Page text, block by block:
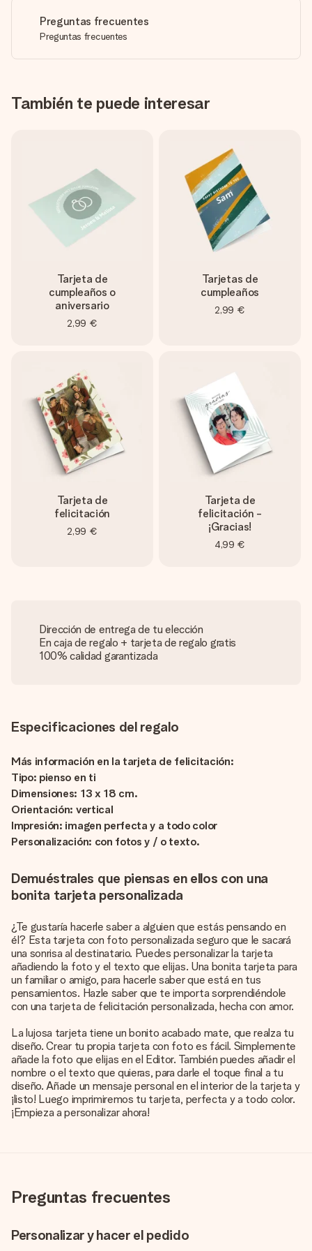
Preguntas frecuentes
Preguntas frecuentes
También te puede interesar
Tarjeta de
cumpleaños o
aniversario
2,99 €
Tarjetas de
cumpleaños
2,99 €
Tarjeta de
felicitación
2,99 €
Tarjeta de
felicitación -
¡Gracias!
4,99 €
Dirección de entrega de tu elección
En caja de regalo + tarjeta de regalo gratis
100% calidad garantizada
Especificaciones del regalo
Más información en la tarjeta de felicitación:
Tipo: pienso en ti
Dimensiones: 13 x 18 cm.
Orientación: vertical
Impresión: imagen perfecta y a todo color
Personalización: con fotos y / o texto.
Demuéstrales que piensas en ellos con una
bonita tarjeta personalizada
¿Te gustaría hacerle saber a alguien que estás pensando en
él? Esta tarjeta con foto personalizada seguro que le sacará
una sonrisa al destinatario. Puedes personalizar la tarjeta
añadiendo la foto y el texto que elijas. Una bonita tarjeta para
un familiar o amigo, para hacerle saber que está en tus
pensamientos. Hazle saber que te importa sorprendiéndole
con una tarjeta de felicitación personalizada, hecha con amor.
La lujosa tarjeta tiene un bonito acabado mate, que realza tu
diseño. Crear tu propia tarjeta con foto es fácil. Simplemente
añade la foto que elijas en el Editor. También puedes añadir el
nombre o el texto que quieras, para darle el toque final a tu
diseño. Añade un mensaje personal en el interior de la tarjeta y
¡listo! Luego imprimiremos tu tarjeta, perfecta y a todo color.
¡Empieza a personalizar ahora!
Preguntas frecuentes
Personalizar y hacer el pedido